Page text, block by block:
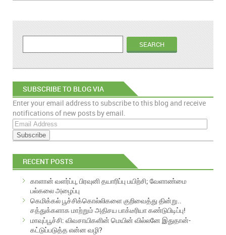
SUBSCRIBE TO BLOG VIA
EMAIL
Enter your email address to subscribe to this blog and receive
notifications of new posts by email.
E
m
a
i
A
RECENT POSTS
காளான் வளர்ப்பு, பிரவுனி தயாரிப்பு பயிற்சி; வேளாண்மை
பல்கலை அழைப்பு
கெமிக்கல் பூச்சிக்கொல்லிகளை குறிவைத்து தின்று..
சத்துக்களாக மாற்றும் அதிசய பாக்டீரியா கண்டுபிடிப்பு!
மாவுப்பூச்சி: விவசாயிகளின் மெயின் வில்லனே இதுதான்-
கட்டுப்படுத்த என்ன வழி?